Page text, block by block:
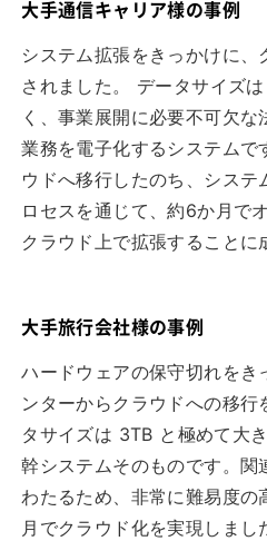
大手通信キャリア様の事例
システム拡張をきっかけに
されました。 データサイズ
く、事業展開に必要不可欠
業務を電子化するシステムで
ウドへ移行したのち、シス
ロセスを通じて、約6か月で
クラウド上で拡張することに
大手旅行会社様の事例
ハードウェアの保守切れをき
ンターからクラウドへの移
タサイズは 3TB と極めて大
幹システムそのものです。関
わたるため、非常に難易度
月でクラウド化を実現しまし